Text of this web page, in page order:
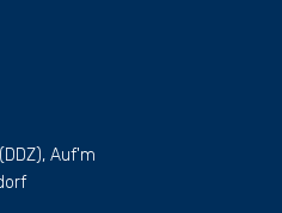
Auf'm